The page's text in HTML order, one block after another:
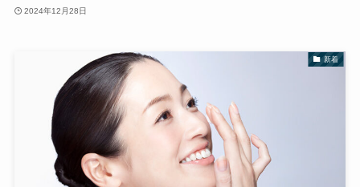
2024年12月28日
新着